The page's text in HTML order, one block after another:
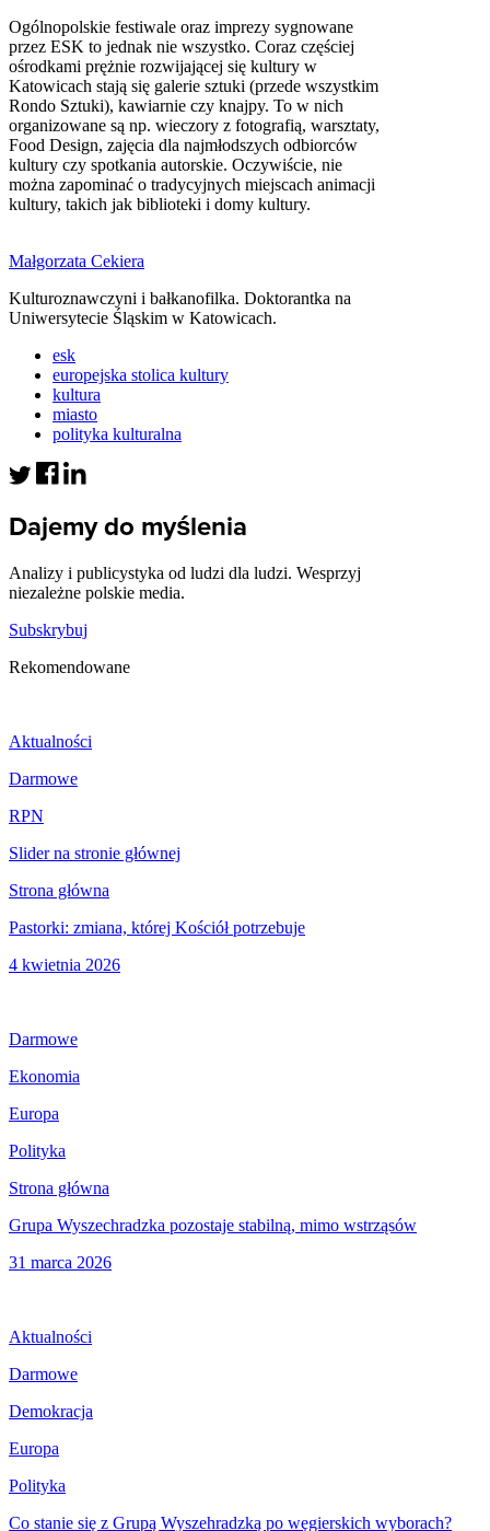
Ogólnopolskie festiwale oraz imprezy sygnowane
przez ESK to jednak nie wszystko. Coraz częściej
ośrodkami prężnie rozwijającej się kultury w
Katowicach stają się galerie sztuki (przede wszystkim
Rondo Sztuki), kawiarnie czy knajpy. To w nich
organizowane są np. wieczory z fotografią, warsztaty,
Food Design, zajęcia dla najmłodszych odbiorców
kultury czy spotkania autorskie. Oczywiście, nie
można zapominać o tradycyjnych miejscach animacji
kultury, takich jak biblioteki i domy kultury.
Małgorzata Cekiera
Kulturoznawczyni i bałkanofilka. Doktorantka na
Uniwersytecie Śląskim w Katowicach.
esk
europejska stolica kultury
kultura
miasto
polityka kulturalna
Dajemy do myślenia
Analizy i publicystyka od ludzi dla ludzi. Wesprzyj
niezależne polskie media.
Subskrybuj
Rekomendowane
Aktualności
Darmowe
RPN
Slider na stronie głównej
Strona główna
Pastorki: zmiana, której Kościół potrzebuje
4 kwietnia 2026
Darmowe
Ekonomia
Europa
Polityka
Strona główna
Grupa Wyszechradzka pozostaje stabilną, mimo wstrząsów
31 marca 2026
Aktualności
Darmowe
Demokracja
Europa
Polityka
Co stanie się z Grupą Wyszehradzką po węgierskich wyborach?